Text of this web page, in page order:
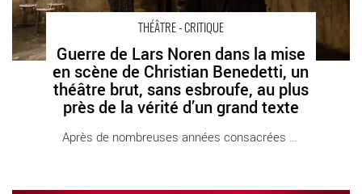
THÉÂTRE - CRITIQUE
Guerre de Lars Noren dans la mise
en scène de Christian Benedetti, un
théâtre brut, sans esbroufe, au plus
près de la vérité d’un grand texte
Après de nombreuses années consacrées à [...]